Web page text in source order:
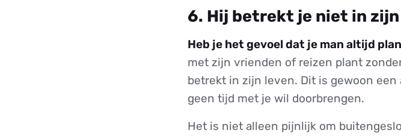
6. Hij betrekt je niet in
Heb je het gevoel dat je man altijd
met zijn vrienden of reizen plant
betrekt in zijn leven. Dit is gewoon
geen tijd met je wil doorbrengen.
Het is niet alleen pijnlijk om